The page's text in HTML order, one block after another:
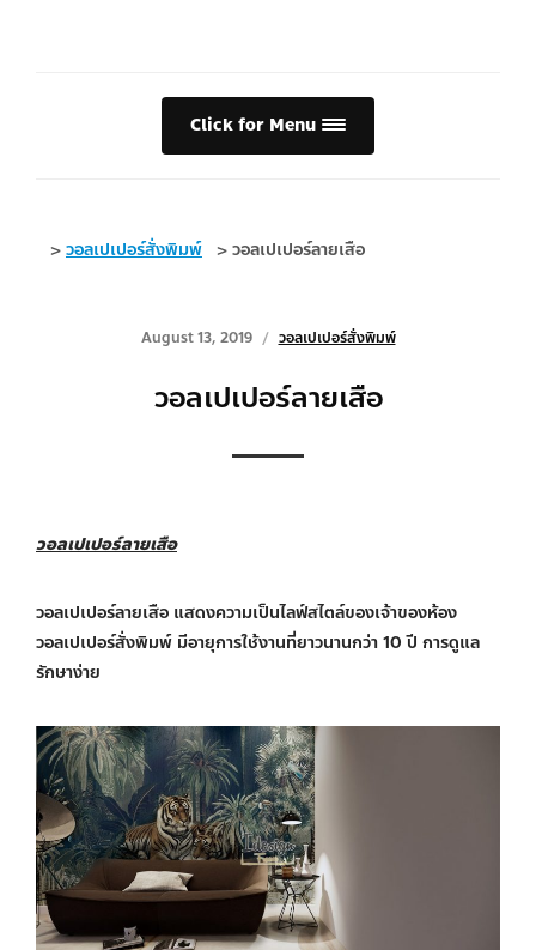
Click for Menu
>วอลเปเปอร์สั่งพิมพ์ >วอลเปเปอร์ลายเสือ
August 13, 2019 วอลเปเปอร์สั่งพิมพ์
วอลเปเปอร์ลายเสือ
วอลเปเปอร์ลายเสือ
วอลเปเปอร์ลายเสือ แสดงความเป็นไลฟ์สไตล์ของเจ้าของห้อง
วอลเปเปอร์สั่งพิมพ์ มีอายุการใช้งานที่ยาวนานกว่า 10 ปี การดูแล
รักษาง่าย